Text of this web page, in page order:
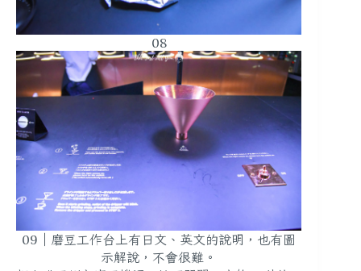
08
09｜磨豆工作台上有日文、英文的說明，也有圖
示解說，不會很難。